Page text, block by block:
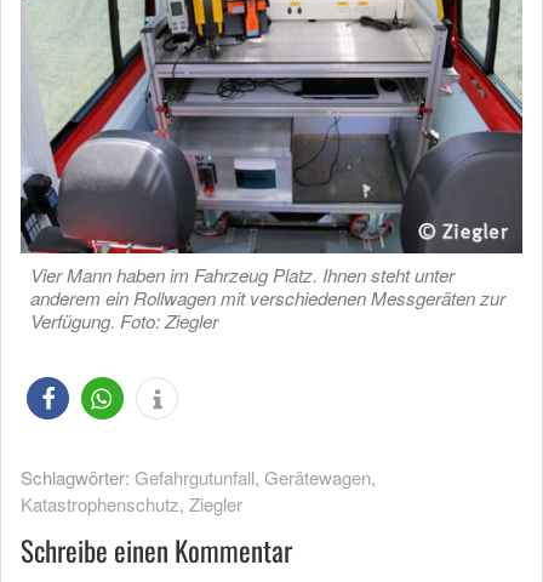
Vier Mann haben im Fahrzeug Platz. Ihnen steht unter
anderem ein Rollwagen mit verschiedenen Messgeräten zur
Verfügung. Foto: Ziegler
Schlagwörter: Gefahrgutunfall, Gerätewagen,
Katastrophenschutz, Ziegler
Schreibe einen Kommentar